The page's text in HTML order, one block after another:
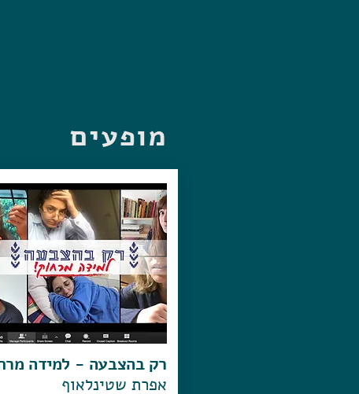
מופעים
רק בהצבעה - למידה
אפרת שטינלאוף